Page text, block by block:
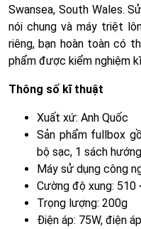
Swansea, South Wales.
nói chung và máy triệt
riêng, bạn hoàn toàn có
phẩm được kiểm nghiệm
Thông số kĩ thuật
Xuất xứ: Anh Quốc
Sản phẩm fullbox
bộ sạc, 1 sách
Máy sử dụng công
Cường độ xung: 510
Trọng lượng: 200g
Điện áp: 75W, điện